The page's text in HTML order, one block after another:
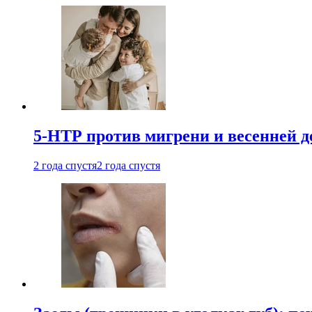
5-НТР против мигрени и весенней
2 года спустя2 года спустя